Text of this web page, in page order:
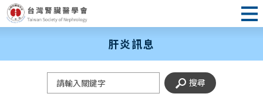
肝炎訊息
關鍵字 搜尋